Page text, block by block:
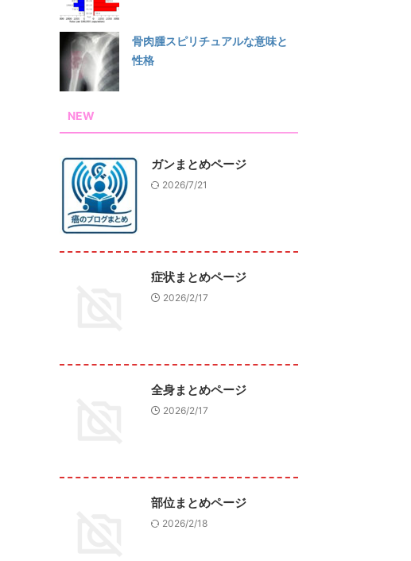
骨肉腫スピリチュアルな意味と
性格
NEW
ガンまとめページ
2026/7/21
症状まとめページ
2026/2/17
全身まとめページ
2026/2/17
部位まとめページ
2026/2/18